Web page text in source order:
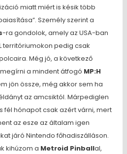
miatt miért is késik több
Személy szerint a
-ra gondolok, amely az USA-ban
territóriumokon pedig csak
Még jó, a következő
a mindent átfogó MP:H
jön össze, még akkor sem ha
az amcsiktól. Márpediglen
fél hónapot csak azért várni, mert
az esze az általam igen
járó Nintendo főhadiszálláson.
kihúzom a Metroid Pinballal,